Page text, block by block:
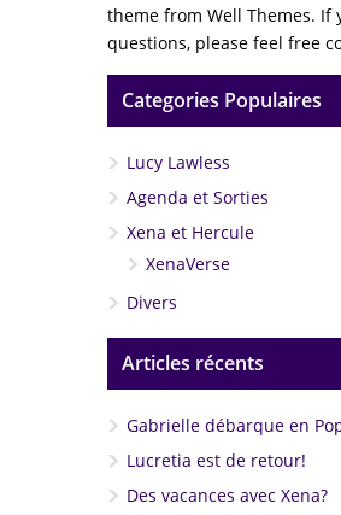
theme from Well Themes. If
questions, please feel free
Categories Populaires
Lucy Lawless
Agenda et Sorties
Xena et Hercule
XenaVerse
Divers
Articles récents
Gabrielle débarque en
Lucretia est de retour!
Des vacances avec Xena?